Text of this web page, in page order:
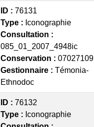
ID : 76131
Type : Iconographie
Consultation :
085_01_2007_4948ic
Conservation : 07027109
Gestionnaire : Témonia-
Ethnodoc
ID : 76132
Type : Iconographie